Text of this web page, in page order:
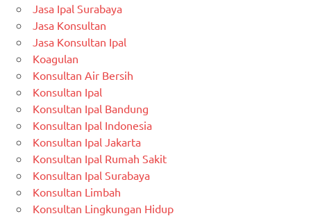
Jasa Ipal Surabaya
Jasa Konsultan
Jasa Konsultan Ipal
Koagulan
Konsultan Air Bersih
Konsultan Ipal
Konsultan Ipal Bandung
Konsultan Ipal Indonesia
Konsultan Ipal Jakarta
Konsultan Ipal Rumah Sakit
Konsultan Ipal Surabaya
Konsultan Limbah
Konsultan Lingkungan Hidup